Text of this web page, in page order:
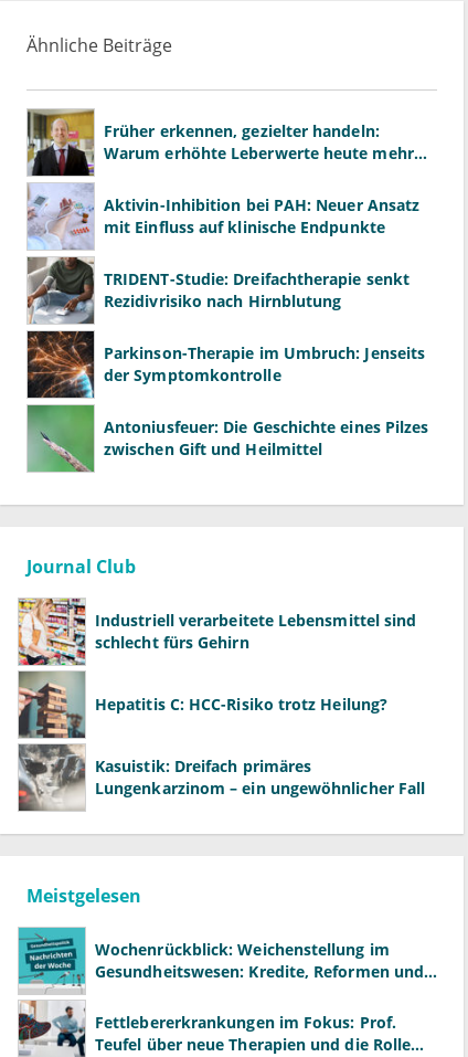
Ähnliche Beiträge
Früher erkennen, gezielter handeln:
Warum erhöhte Leberwerte heute mehr
Aktivin-Inhibition bei PAH: Neuer Ansatz
mit Einfluss auf klinische Endpunkte
TRIDENT-Studie: Dreifachtherapie senkt
Rezidivrisiko nach Hirnblutung
Parkinson-Therapie im Umbruch: Jenseits
der Symptomkontrolle
Antoniusfeuer: Die Geschichte eines Pilzes
zwischen Gift und Heilmittel
Journal Club
Industriell verarbeitete Lebensmittel sind
schlecht fürs Gehirn
Hepatitis C: HCC-Risiko trotz Heilung?
Kasuistik: Dreifach primäres
Lungenkarzinom – ein ungewöhnlicher Fall
Meistgelesen
Wochenrückblick: Weichenstellung im
Gesundheitswesen: Kredite, Reformen und
Fettlebererkrankungen im Fokus: Prof.
Teufel über neue Therapien und die Rolle